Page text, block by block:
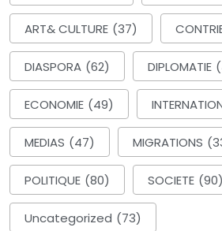
ART& CULTURE (37)
DIASPORA (62) DIPLOMATIE
ECONOMIE (49)
MEDIAS (47) MIGRATIONS
POLITIQUE (80) SOCIETE (90)
Uncategorized (73)